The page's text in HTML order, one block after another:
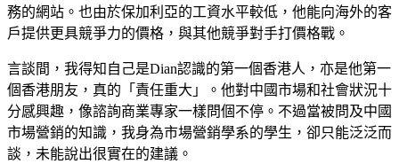
務的網站。也由於保加利亞的工資水平較低，他能向海外的客
戶提供更具競爭力的價格，與其他競爭對手打價格戰。
言談間，我得知自己是Dian認識的第一個香港人，亦是他第一
個香港朋友，真的「責任重大」。他對中國市場和社會狀況十
分感興趣，像諮詢商業專家一樣問個不停。不過當被問及中國
市場營銷的知識，我身為市場營銷學系的學生，卻只能泛泛而
談，未能說出很實在的建議。